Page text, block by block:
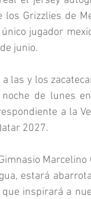
los Grizzlies de
jugador
junio.
las y los
de lunes
a la
2027.
Marcelino
estará
inspirará a